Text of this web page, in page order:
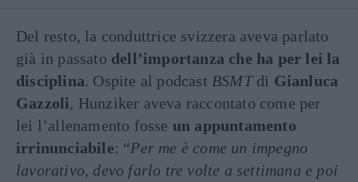
Del resto, la conduttrice svizzera aveva parlato
già in passato dell’importanza che ha per lei la
disciplina. Ospite al podcast BSMT di Gianluca
Gazzoli, Hunziker aveva raccontato come per
lei l’allenamento fosse un appuntamento
irrinunciabile: “Per me è come un impegno
lavorativo, devo farlo tre volte a settimana e poi